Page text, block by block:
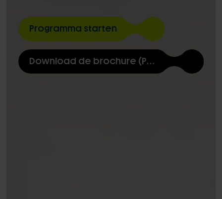
Programma starten
Download de brochure (PDF)